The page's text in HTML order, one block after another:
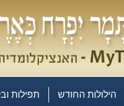
הילולות החודש תפילות